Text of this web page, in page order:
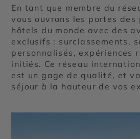
En tant que membre du
vous ouvrons les portes des
hôtels du monde avec des
exclusifs : surclassements,
personnalisés, expériences
initiés. Ce réseau
est un gage de qualité, et
séjour à la hauteur de vos